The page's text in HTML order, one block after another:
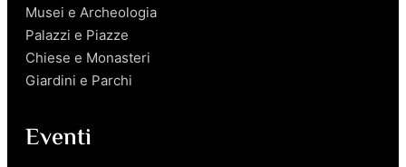
Musei e Archeologia
Palazzi e Piazze
Chiese e Monasteri
Giardini e Parchi
Eventi